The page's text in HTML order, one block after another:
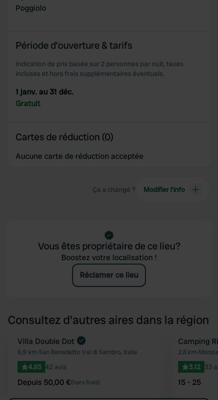
Poggiolo
Période d'ouverture & tarifs
Indication de prix basée sur 2 personnes par nuit, taxes
incluses et hors frais supplémentaires éventuels.
1 janv. au 31 déc.
Gratuit
Cartes de réduction (0)
Aucune carte de réduction acceptée
Ça a changé ? Modifier l’info
Vous êtes propriétaire de ce lieu?
Boostez votre localisation !
Réclamer ce lieu
Consultez d'autres aires dans la région
Préféré
Reserve maintenant
Villa Double Dot
6,9 km•San Benedetto Val di Sambro, Italie
4.83 42 avis
Depuis 50,00 €(hors frais)
Camping
2,8 km•
3.12 33
15 - 25